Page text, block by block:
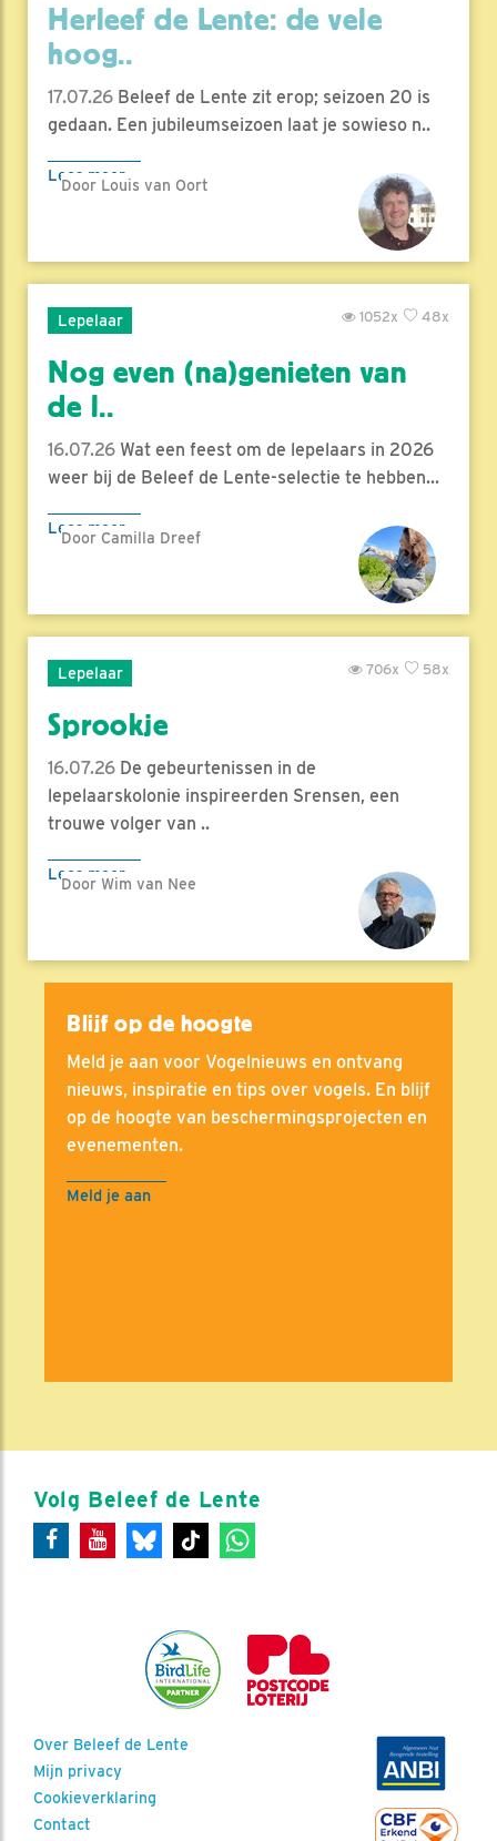
Herleef de Lente: de vele
hoog..
17.07.26 Beleef de Lente zit erop; seizoen 20 is
gedaan. Een jubileumseizoen laat je sowieso n..
Lees meer
Door Louis van Oort
Lepelaar 48x
1052x
Nog even (na)genieten van
de l..
16.07.26 Wat een feest om de lepelaars in 2026
weer bij de Beleef de Lente-selectie te hebben...
Lees meer
Door Camilla Dreef
Lepelaar 58x
706x
Sprookje
16.07.26 De gebeurtenissen in de
lepelaarskolonie inspireerden Srensen, een
trouwe volger van ..
Lees meer
Door Wim van Nee
Blijf op de hoogte
Meld je aan voor Vogelnieuws en ontvang
nieuws, inspiratie en tips over vogels. En blijf
op de hoogte van beschermingsprojecten en
evenementen.
Meld je aan
Volg Beleef de Lente
Over Beleef de Lente
Mijn privacy
Cookieverklaring
Contact